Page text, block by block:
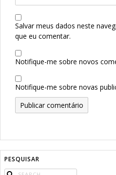
Salvar meus dados neste
que eu comentar.
Notifique-me sobre novos
Notifique-me sobre novas
PESQUISAR